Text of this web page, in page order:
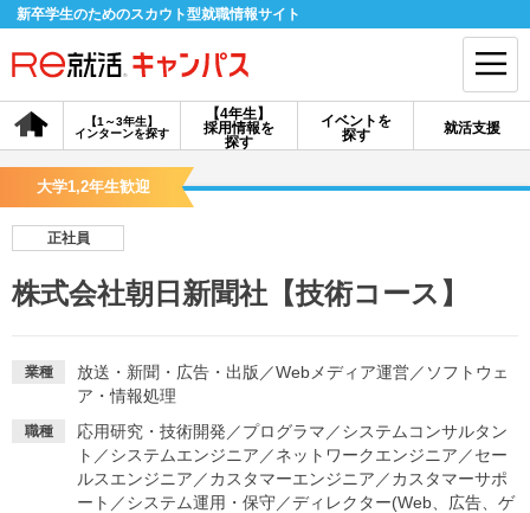
新卒学生のためのスカウト型就職情報サイト
【4年生】
採用情報を
探す
【1～3年生】
インターンを探す
イベントを
探す
就活支援
会員登録 ログイン
探す
イベントを探す スカウト お知らせ
大学1,2年生歓迎
正社員
株式会社朝日新聞社【技術コース】
業種 放送・新聞・広告・出版 ／Webメディア運営／ ソフトウェ
ア・情報処理
職種 応用研究・技術開発 ／プログラマ ／システムコンサルタン
ト ／システムエンジニア ／ネットワークエンジニア ／セー
ルスエンジニア ／カスタマーエンジニア ／カスタマーサポ
ート ／システム運用・保守／ディレクター(Web、広告、ゲ